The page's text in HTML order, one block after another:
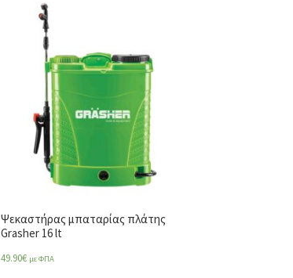
Ψεκαστήρας μπαταρίας πλάτης
Grasher 16 lt
49.90€ με ΦΠΑ